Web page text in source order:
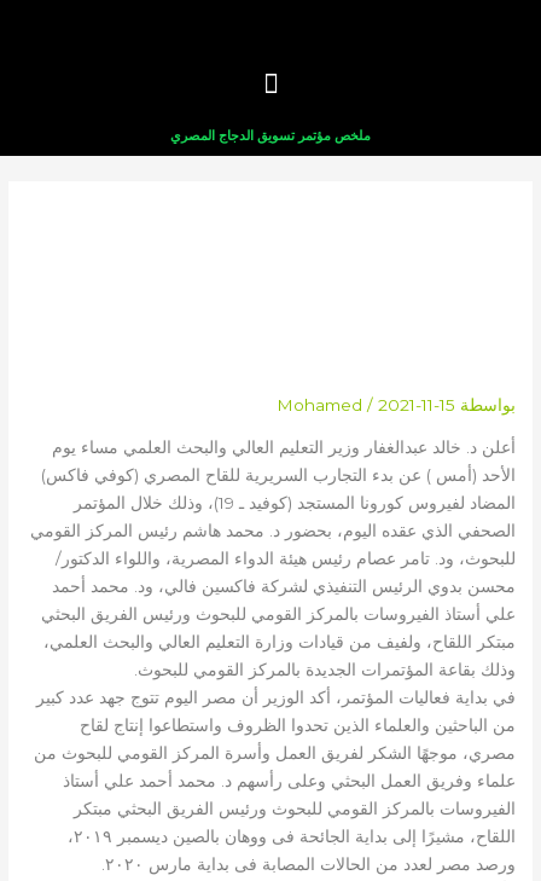
ملخص مؤتمر تسويق الدجاج المصري
بواسطة Mohamed / 2021-11-15
أعلن د. خالد عبدالغفار وزير التعليم العالي والبحث العلمي مساء يوم
الأحد (أمس ) عن بدء التجارب السريرية للقاح المصري (كوفي فاكس)
المضاد لفيروس كورونا المستجد (كوفيد ـ 19)، وذلك خلال المؤتمر
الصحفي الذي عقده اليوم، بحضور د. محمد هاشم رئيس المركز القومي
للبحوث، ود. تامر عصام رئيس هيئة الدواء المصرية، واللواء الدكتور/
محسن بدوي الرئيس التنفيذي لشركة فاكسين فالي، ود. محمد أحمد
علي أستاذ الفيروسات بالمركز القومي للبحوث ورئيس الفريق البحثي
مبتكر اللقاح، ولفيف من قيادات وزارة التعليم العالي والبحث العلمي،
وذلك بقاعة المؤتمرات الجديدة بالمركز القومي للبحوث.
في بداية فعاليات المؤتمر، أكد الوزير أن مصر اليوم تتوج جهد عدد كبير
من الباحثين والعلماء الذين تحدوا الظروف واستطاعوا إنتاج لقاح
مصري، موجهًا الشكر لفريق العمل وأسرة المركز القومي للبحوث من
علماء وفريق العمل البحثي وعلى رأسهم د. محمد أحمد علي أستاذ
الفيروسات بالمركز القومي للبحوث ورئيس الفريق البحثي مبتكر
اللقاح، مشيرًا إلى بداية الجائحة فى ووهان بالصين ديسمبر ٢٠١٩،
ورصد مصر لعدد من الحالات المصابة فى بداية مارس ٢٠٢٠.